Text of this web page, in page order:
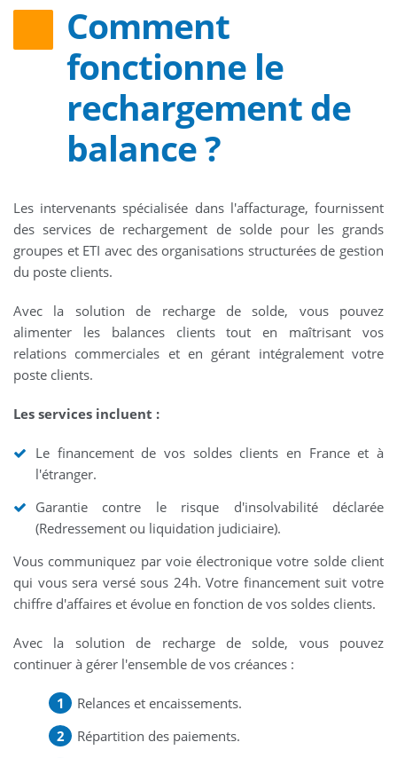
Comment
fonctionne le
rechargement de
balance ?
Les intervenants spécialisée dans l'affacturage, fournissent
des services de rechargement de solde pour les grands
groupes et ETI avec des organisations structurées de gestion
du poste clients.
Avec la solution de recharge de solde, vous pouvez
alimenter les balances clients tout en maîtrisant vos
relations commerciales et en gérant intégralement votre
poste clients.
Les services incluent :
Le financement de vos soldes clients en France et à
l'étranger.
Garantie contre le risque d'insolvabilité déclarée
(Redressement ou liquidation judiciaire).
Vous communiquez par voie électronique votre solde client
qui vous sera versé sous 24h. Votre financement suit votre
chiffre d'affaires et évolue en fonction de vos soldes clients.
Avec la solution de recharge de solde, vous pouvez
continuer à gérer l'ensemble de vos créances :
Relances et encaissements.
Répartition des paiements.